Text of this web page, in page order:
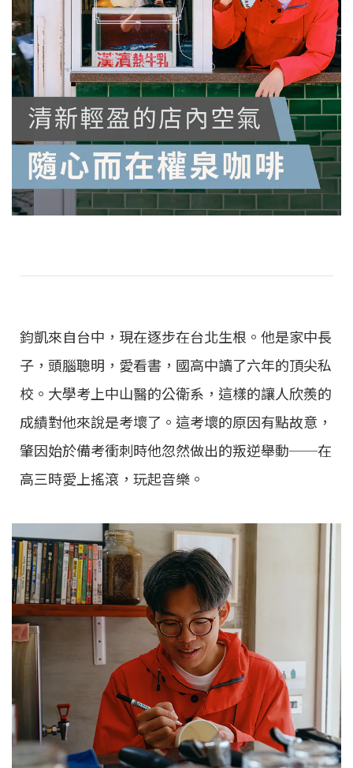
鈞凱來自台中，現在逐步在台北生根。他是家中長
子，頭腦聰明，愛看書，國高中讀了六年的頂尖私
校。大學考上中山醫的公衛系，這樣的讓人欣羨的
成績對他來說是考壞了。這考壞的原因有點故意，
肇因始於備考衝刺時他忽然做出的叛逆舉動──在
高三時愛上搖滾，玩起音樂。